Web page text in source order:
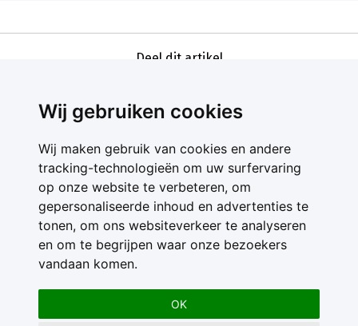
Wij gebruiken cookies
Wij maken gebruik van cookies en andere
tracking-technologieën om uw surfervaring
op onze website te verbeteren, om
gepersonaliseerde inhoud en advertenties te
tonen, om ons websiteverkeer te analyseren
en om te begrijpen waar onze bezoekers
vandaan komen.
OK
Deel dit artikel
Contact
Feedback
Nieuwsbrief
Adverteren
Gebruikersvoorwaarden
Privacy Statement